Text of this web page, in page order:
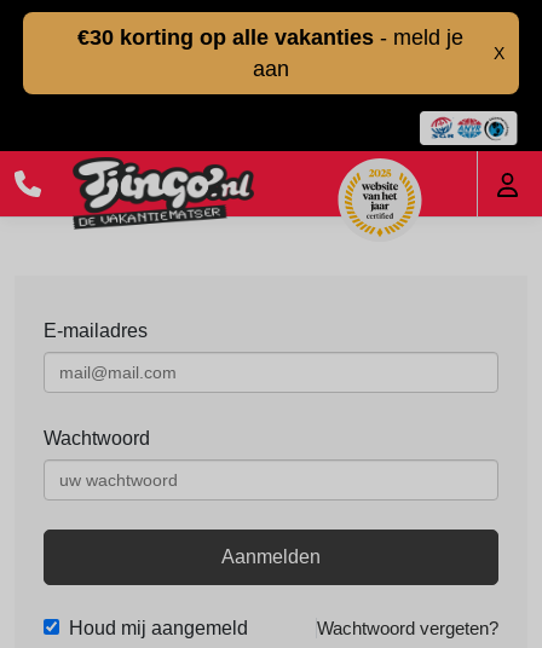
€30 korting op alle vakanties - meld je
aan
X
E-mailadres
Wachtwoord
Aanmelden
Houd mij aangemeld Wachtwoord vergeten?